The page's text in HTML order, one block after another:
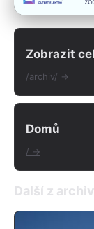
Zobrazit
/archiv/ →
Domů
/ →
Další z